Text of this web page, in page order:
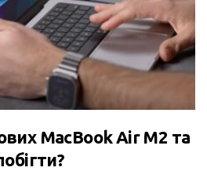
MacBook Air M2 та